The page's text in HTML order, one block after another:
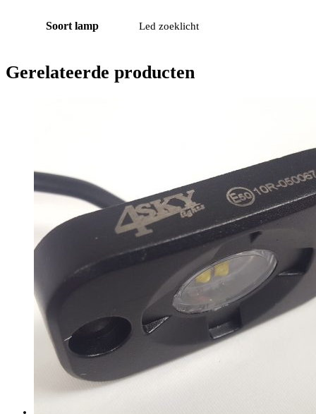
Soort lamp Led zoeklicht
Gerelateerde producten